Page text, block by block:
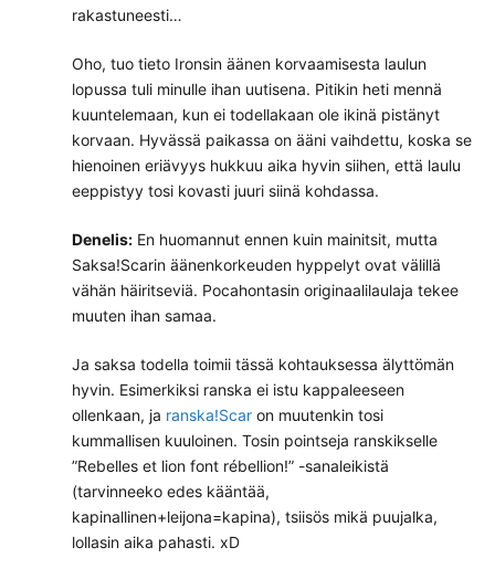
rakastuneesti…
Oho, tuo tieto Ironsin äänen korvaamisesta laulun
lopussa tuli minulle ihan uutisena. Pitikin heti mennä
kuuntelemaan, kun ei todellakaan ole ikinä pistänyt
korvaan. Hyvässä paikassa on ääni vaihdettu, koska se
hienoinen eriävyys hukkuu aika hyvin siihen, että laulu
eeppistyy tosi kovasti juuri siinä kohdassa.
Denelis: En huomannut ennen kuin mainitsit, mutta
Saksa!Scarin äänenkorkeuden hyppelyt ovat välillä
vähän häiritseviä. Pocahontasin originaalilaulaja tekee
muuten ihan samaa.
Ja saksa todella toimii tässä kohtauksessa älyttömän
hyvin. Esimerkiksi ranska ei istu kappaleeseen
ollenkaan, ja ranska!Scar on muutenkin tosi
kummallisen kuuloinen. Tosin pointseja ranskikselle
”Rebelles et lion font rébellion!” -sanaleikistä
(tarvinneeko edes kääntää,
kapinallinen+leijona=kapina), tsiisös mikä puujalka,
lollasin aika pahasti. xD